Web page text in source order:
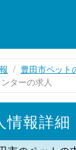
豊田市ペット
ターの求人
情報詳細